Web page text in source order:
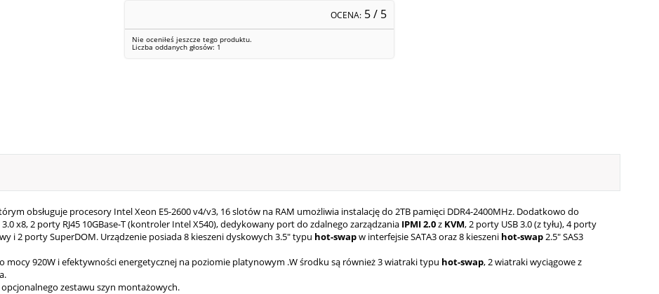
OCENA: 5/ 5
Nie oceniłeś jeszcze tego produktu.
Liczba oddanych głosów: 1
obsługuje procesory Intel Xeon E5-2600 v4/v3, 16 slotów na RAM umożliwia instalację do 2TB pamięci DDR4-2400MHz. Dodatkowo do
x8, 2 porty RJ45 10GBase-T (kontroler Intel X540), dedykowany port do zdalnego zarządzania IPMI 2.0z KVM, 2 porty USB 3.0 (z tyłu), 4 porty
i 2 porty SuperDOM. Urządzenie posiada 8 kieszeni dyskowych 3.5" typu hot-swapw interfejsie SATA3 oraz 8 kieszeni hot-swap 2.5" SAS3
920W i efektywności energetycznej na poziomie platynowym .W środku są również 3 wiatraki typu hot-swap, 2 wiatraki wyciągowe z
zestawu szyn montażowych.